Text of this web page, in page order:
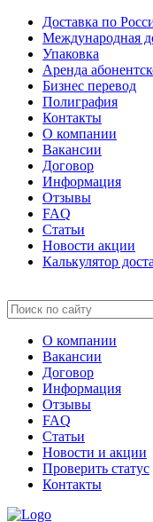
Доставка по
Международная
Упаковка
Аренда
Бизнес перевод
Полиграфия
Контакты
О компании
Вакансии
Договор
Информация
Отзывы
FAQ
Статьи
Новости акции
Калькулятор
О компании
Вакансии
Договор
Информация
Отзывы
FAQ
Статьи
Новости и акции
Проверить статус
Контакты